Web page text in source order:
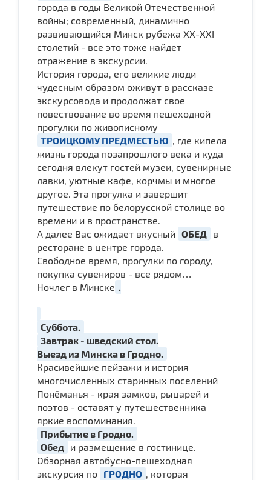
города в годы Великой Отечественной
войны; современный, динамично
развивающийся Минск рубежа ХХ-ХХI
столетий - все это тоже найдет
отражение в экскурсии.
История города, его великие люди
чудесным образом оживут в рассказе
экскурсовода и продолжат свое
повествование во время пешеходной
прогулки по живописному
ТРОИЦКОМУ ПРЕДМЕСТЬЮ
, где кипела
жизнь города позапрошлого века и куда
сегодня влекут гостей музеи, сувенирные
лавки, уютные кафе, корчмы и многое
другое. Эта прогулка и завершит
путешествие по белорусской столице во
времени и в пространстве.
А далее Вас ожидает вкусный ОБЕД
в
ресторане в центре города.
Свободное время, прогулки по городу,
покупка сувениров - все рядом…
Ночлег в Минске .
Суббота.
Завтрак - шведский стол.
Выезд из Минска в Гродно.
Красивейшие пейзажи и история
многочисленных старинных поселений
Понёманья - края замков, рыцарей и
поэтов - оставят у путешественника
яркие воспоминания.
Прибытие в Гродно.
Обед
и размещение в гостинице.
Обзорная автобусно-пешеходная
экскурсия по ГРОДНО
, которая